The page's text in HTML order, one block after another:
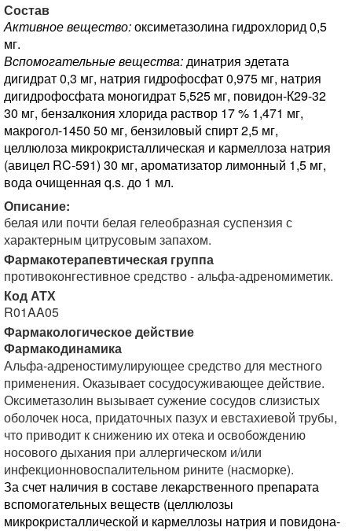
Состав
Активное вещество:оксиметазолина гидрохлорид 0,5
мг.
Вспомогательные вещества:динатрия эдетата
дигидрат 0,3 мг, натрия гидрофосфат 0,975 мг, натрия
дигидрофосфата моногидрат 5,525 мг, повидон-К29-32
30 мг, бензалкония хлорида раствор 17 % 1,471 мг,
макрогол-1450 50 мг, бензиловый спирт 2,5 мг,
целлюлоза микрокристаллическая и кармеллоза натрия
(авицел RC-591) 30 мг, ароматизатор лимонный 1,5 мг,
вода очищенная q.s. до 1 мл.
Описание:
белая или почти белая гелеобразная суспензия с
характерным цитрусовым запахом.
Фармакотерапевтическая группа
противоконгестивное средство - альфа-адреномиметик.
Код АТХ
R01AA05
Фармакологическое действие
Фармакодинамика
Альфа-адреностимулирующее средство для местного
применения. Оказывает сосудосуживающее действие.
Оксиметазолин вызывает сужение сосудов слизистых
оболочек носа, придаточных пазух и евстахиевой трубы,
что приводит к снижению их отека и освобождению
носового дыхания при аллергическом и/или
инфекционновоспалительном рините (насморке).
За счет наличия в составе лекарственного препарата
вспомогательных веществ (целлюлозы
микрокристаллической и кармеллозы натрия и повидона-